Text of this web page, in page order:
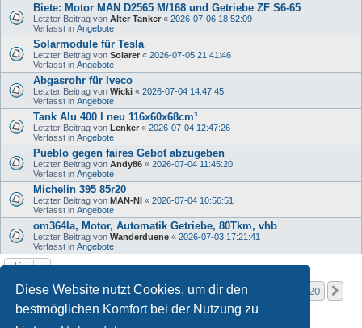
Diese Website nutzt Cookies, um dir den
bestmöglichen Komfort bei der Nutzung zu
Biete: Motor MAN D2565 M/168 und Getriebe ZF S6-65
Letzter Beitrag von Alter Tanker « 2026-07-06 18:52:09
Verfasst in Angebote
Solarmodule für Tesla
Letzter Beitrag von Solarer « 2026-07-05 21:41:46
Verfasst in Angebote
Abgasrohr für Iveco
Letzter Beitrag von Wicki « 2026-07-04 14:47:45
Verfasst in Angebote
Tank Alu 400 l neu 116x60x68cm³
Letzter Beitrag von Lenker « 2026-07-04 12:47:26
Verfasst in Angebote
Pueblo gegen faires Gebot abzugeben
Letzter Beitrag von Andy86 « 2026-07-04 11:45:20
Verfasst in Angebote
Michelin 395 85r20
Letzter Beitrag von MAN-NI « 2026-07-04 10:56:51
Verfasst in Angebote
om364la, Motor, Automatik Getriebe, 80Tkm, vhb
Letzter Beitrag von Wanderduene « 2026-07-03 17:21:41
Verfasst in Angebote
Die Suche ergab mehr als 1000 Treffer Seite1von
1 2 3 20